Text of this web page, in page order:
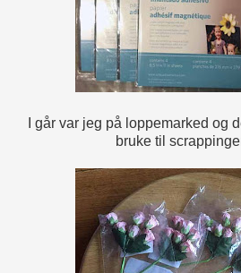
I går var jeg på loppemarked og
bruke til